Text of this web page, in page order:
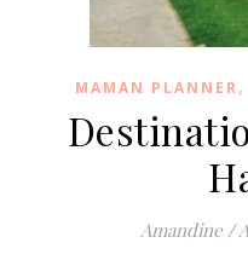
MAMAN PLANNER,
Amandine /